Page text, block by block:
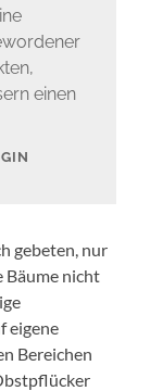
einen
gebeten, nur
Bäume nicht
eigene
Bereichen